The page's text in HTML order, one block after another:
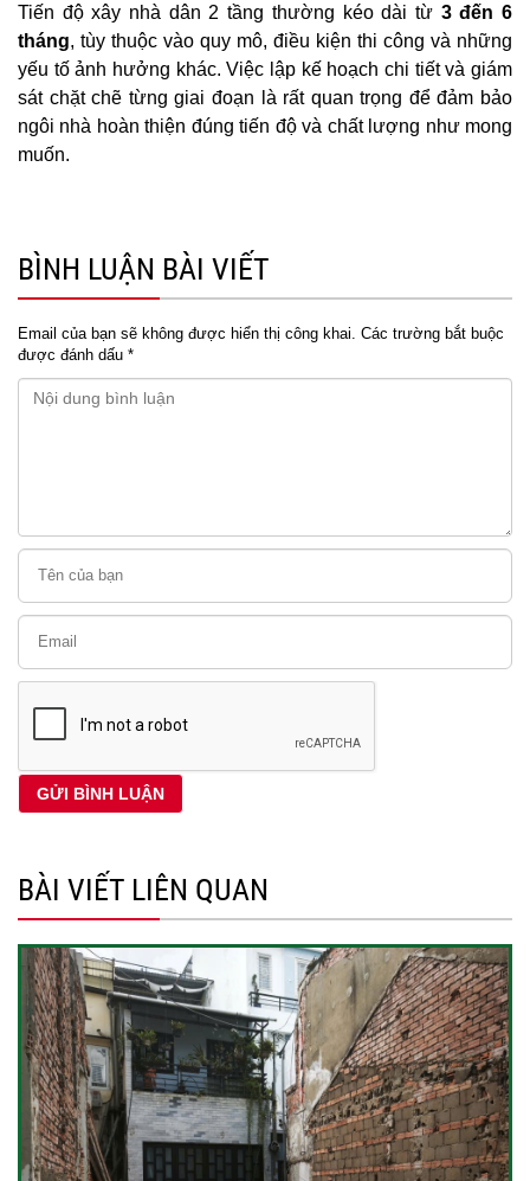
Tiến độ xây nhà dân 2 tầng thường kéo dài từ 3 đến 6
tháng, tùy thuộc vào quy mô, điều kiện thi công và những
yếu tố ảnh hưởng khác. Việc lập kế hoạch chi tiết và giám
sát chặt chẽ từng giai đoạn là rất quan trọng để đảm bảo
ngôi nhà hoàn thiện đúng tiến độ và chất lượng như mong
muốn.
BÌNH LUẬN BÀI VIẾT
Email của bạn sẽ không được hiển thị công khai. Các trường bắt buộc
được đánh dấu *
BÀI VIẾT LIÊN QUAN